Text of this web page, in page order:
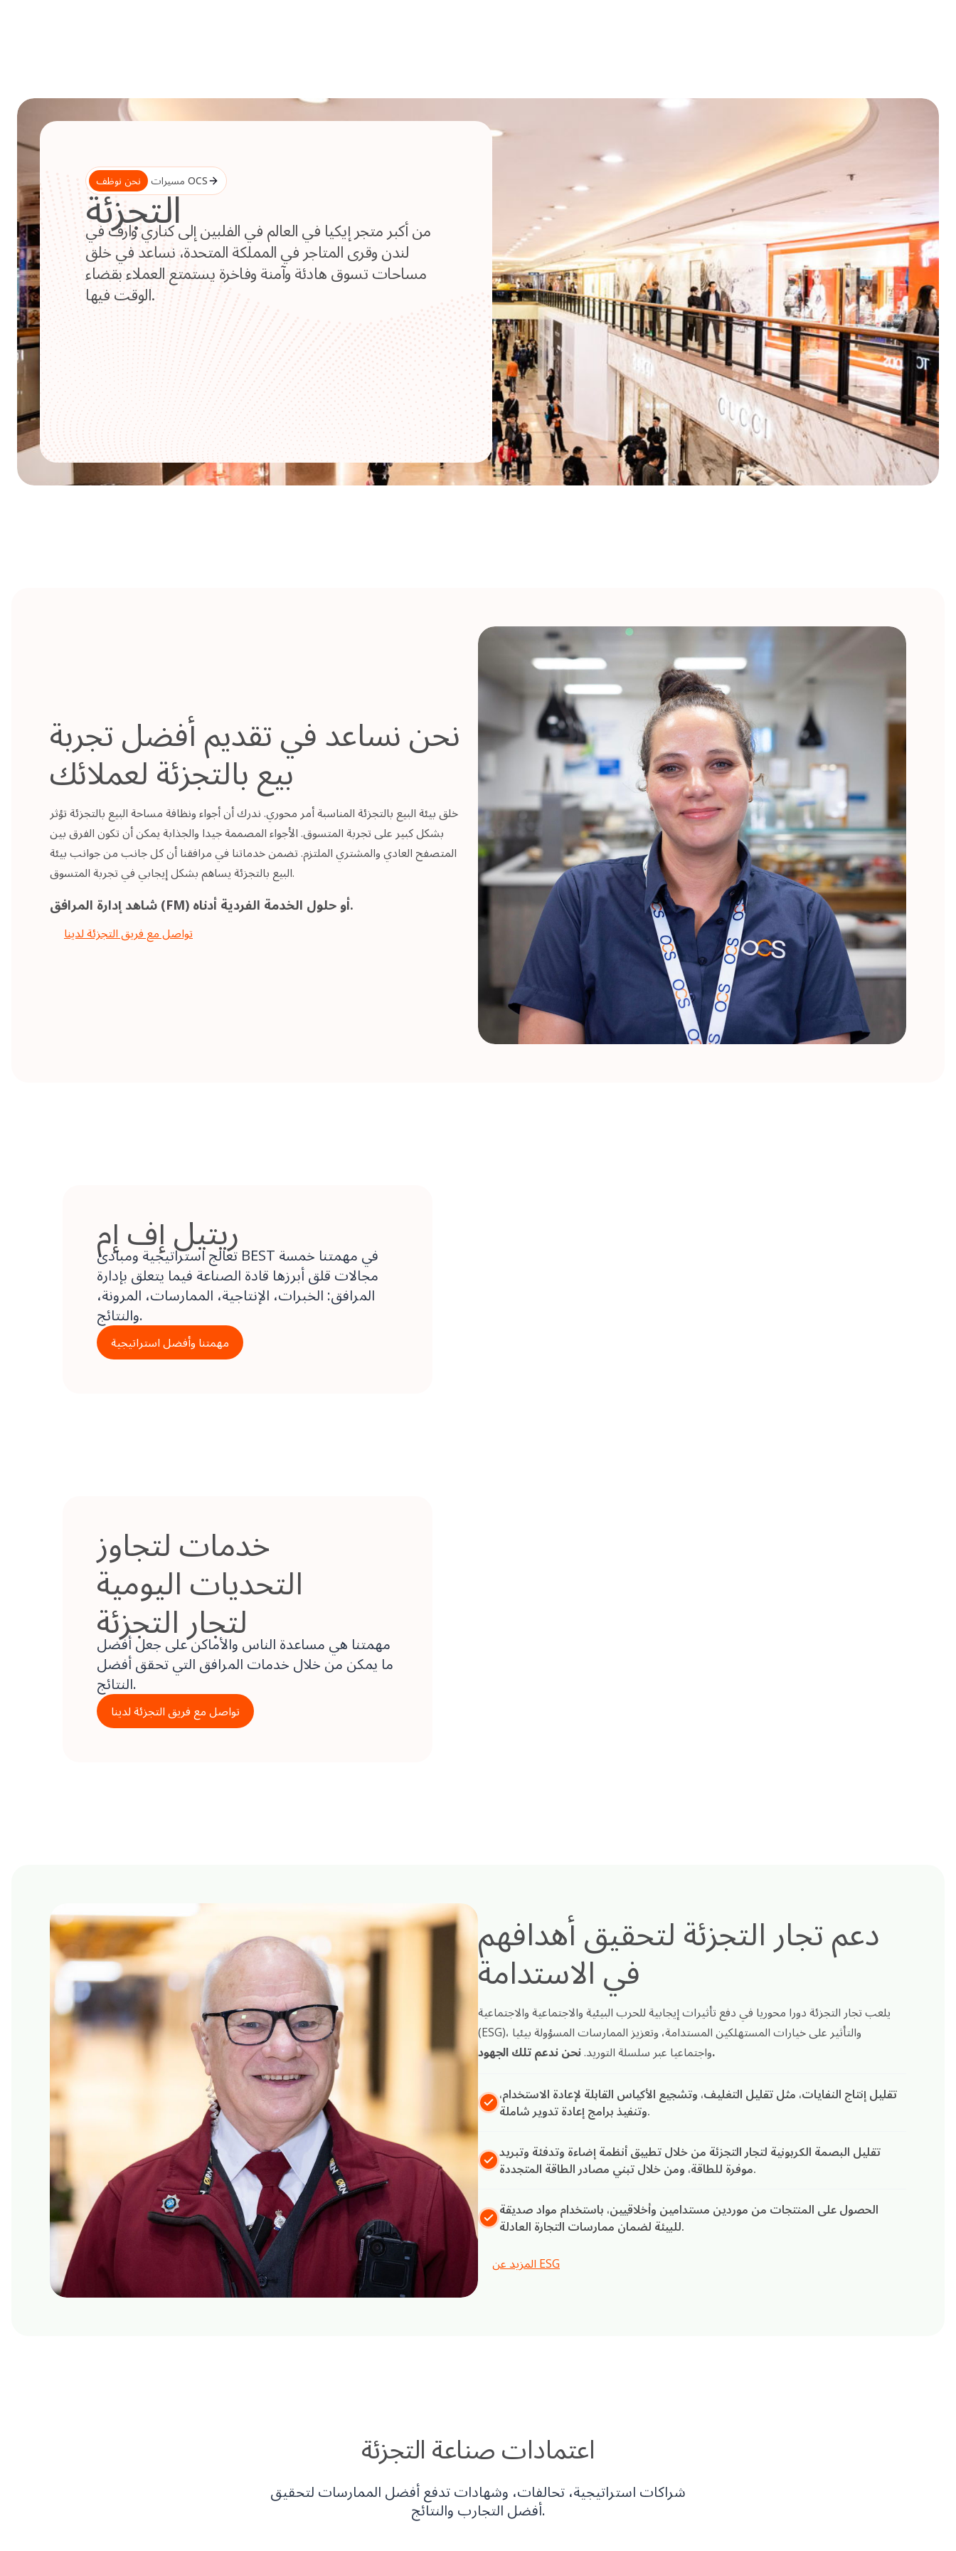
نحن نوظف مسيرات OCS
التجزئة
من أكبر متجر إيكيا في العالم في الفلبين إلى كناري وارف في
لندن وقرى المتاجر في المملكة المتحدة، نساعد في خلق
مساحات تسوق هادئة وآمنة وفاخرة يستمتع العملاء بقضاء
الوقت فيها.
نحن نساعد في تقديم أفضل تجربة
بيع بالتجزئة لعملائك
خلق بيئة البيع بالتجزئة المناسبة أمر محوري. ندرك أن أجواء ونظافة مساحة البيع بالتجزئة تؤثر
بشكل كبير على تجربة المتسوق. الأجواء المصممة جيدا والجذابة يمكن أن تكون الفرق بين
المتصفح العادي والمشتري الملتزم. تضمن خدماتنا في مرافقنا أن كل جانب من جوانب بيئة
البيع بالتجزئة يساهم بشكل إيجابي في تجربة المتسوق.
شاهد إدارة المرافق (FM) أو حلول الخدمة الفردية أدناه.
تواصل مع فريق التجزئة لدينا
ريتيل إف إم
تعالج استراتيجية ومبادئ BEST في مهمتنا خمسة
مجالات قلق أبرزها قادة الصناعة فيما يتعلق بإدارة
المرافق: الخبرات، الإنتاجية، الممارسات، المرونة،
والنتائج.
مهمتنا وأفضل استراتيجية
خدمات لتجاوز
التحديات اليومية
لتجار التجزئة
مهمتنا هي مساعدة الناس والأماكن على جعل أفضل
ما يمكن من خلال خدمات المرافق التي تحقق أفضل
النتائج.
تواصل مع فريق التجزئة لدينا
دعم تجار التجزئة لتحقيق أهدافهم
في الاستدامة
يلعب تجار التجزئة دورا محوريا في دفع تأثيرات إيجابية للحرب البيئية والاجتماعية والاجتماعية
(ESG)، والتأثير على خيارات المستهلكين المستدامة، وتعزيز الممارسات المسؤولة بيئيا
واجتماعيا عبر سلسلة التوريد.نحن ندعم تلك الجهود.
تقليل إنتاج النفايات، مثل تقليل التغليف، وتشجيع الأكياس القابلة لإعادة الاستخدام،
وتنفيذ برامج إعادة تدوير شاملة.
تقليل البصمة الكربونية لتجار التجزئة من خلال تطبيق أنظمة إضاءة وتدفئة وتبريد
موفرة للطاقة، ومن خلال تبني مصادر الطاقة المتجددة.
الحصول على المنتجات من موردين مستدامين وأخلاقيين، باستخدام مواد صديقة
للبيئة لضمان ممارسات التجارة العادلة.
المزيد عن ESG
اعتمادات صناعة التجزئة
شراكات استراتيجية، تحالفات، وشهادات تدفع أفضل الممارسات لتحقيق
أفضل التجارب والنتائج.